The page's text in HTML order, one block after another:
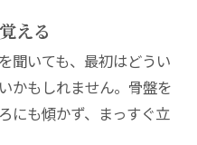
える
聞いても、最初はどうい
かもしれません。骨盤を
にも傾かず、まっすぐ立